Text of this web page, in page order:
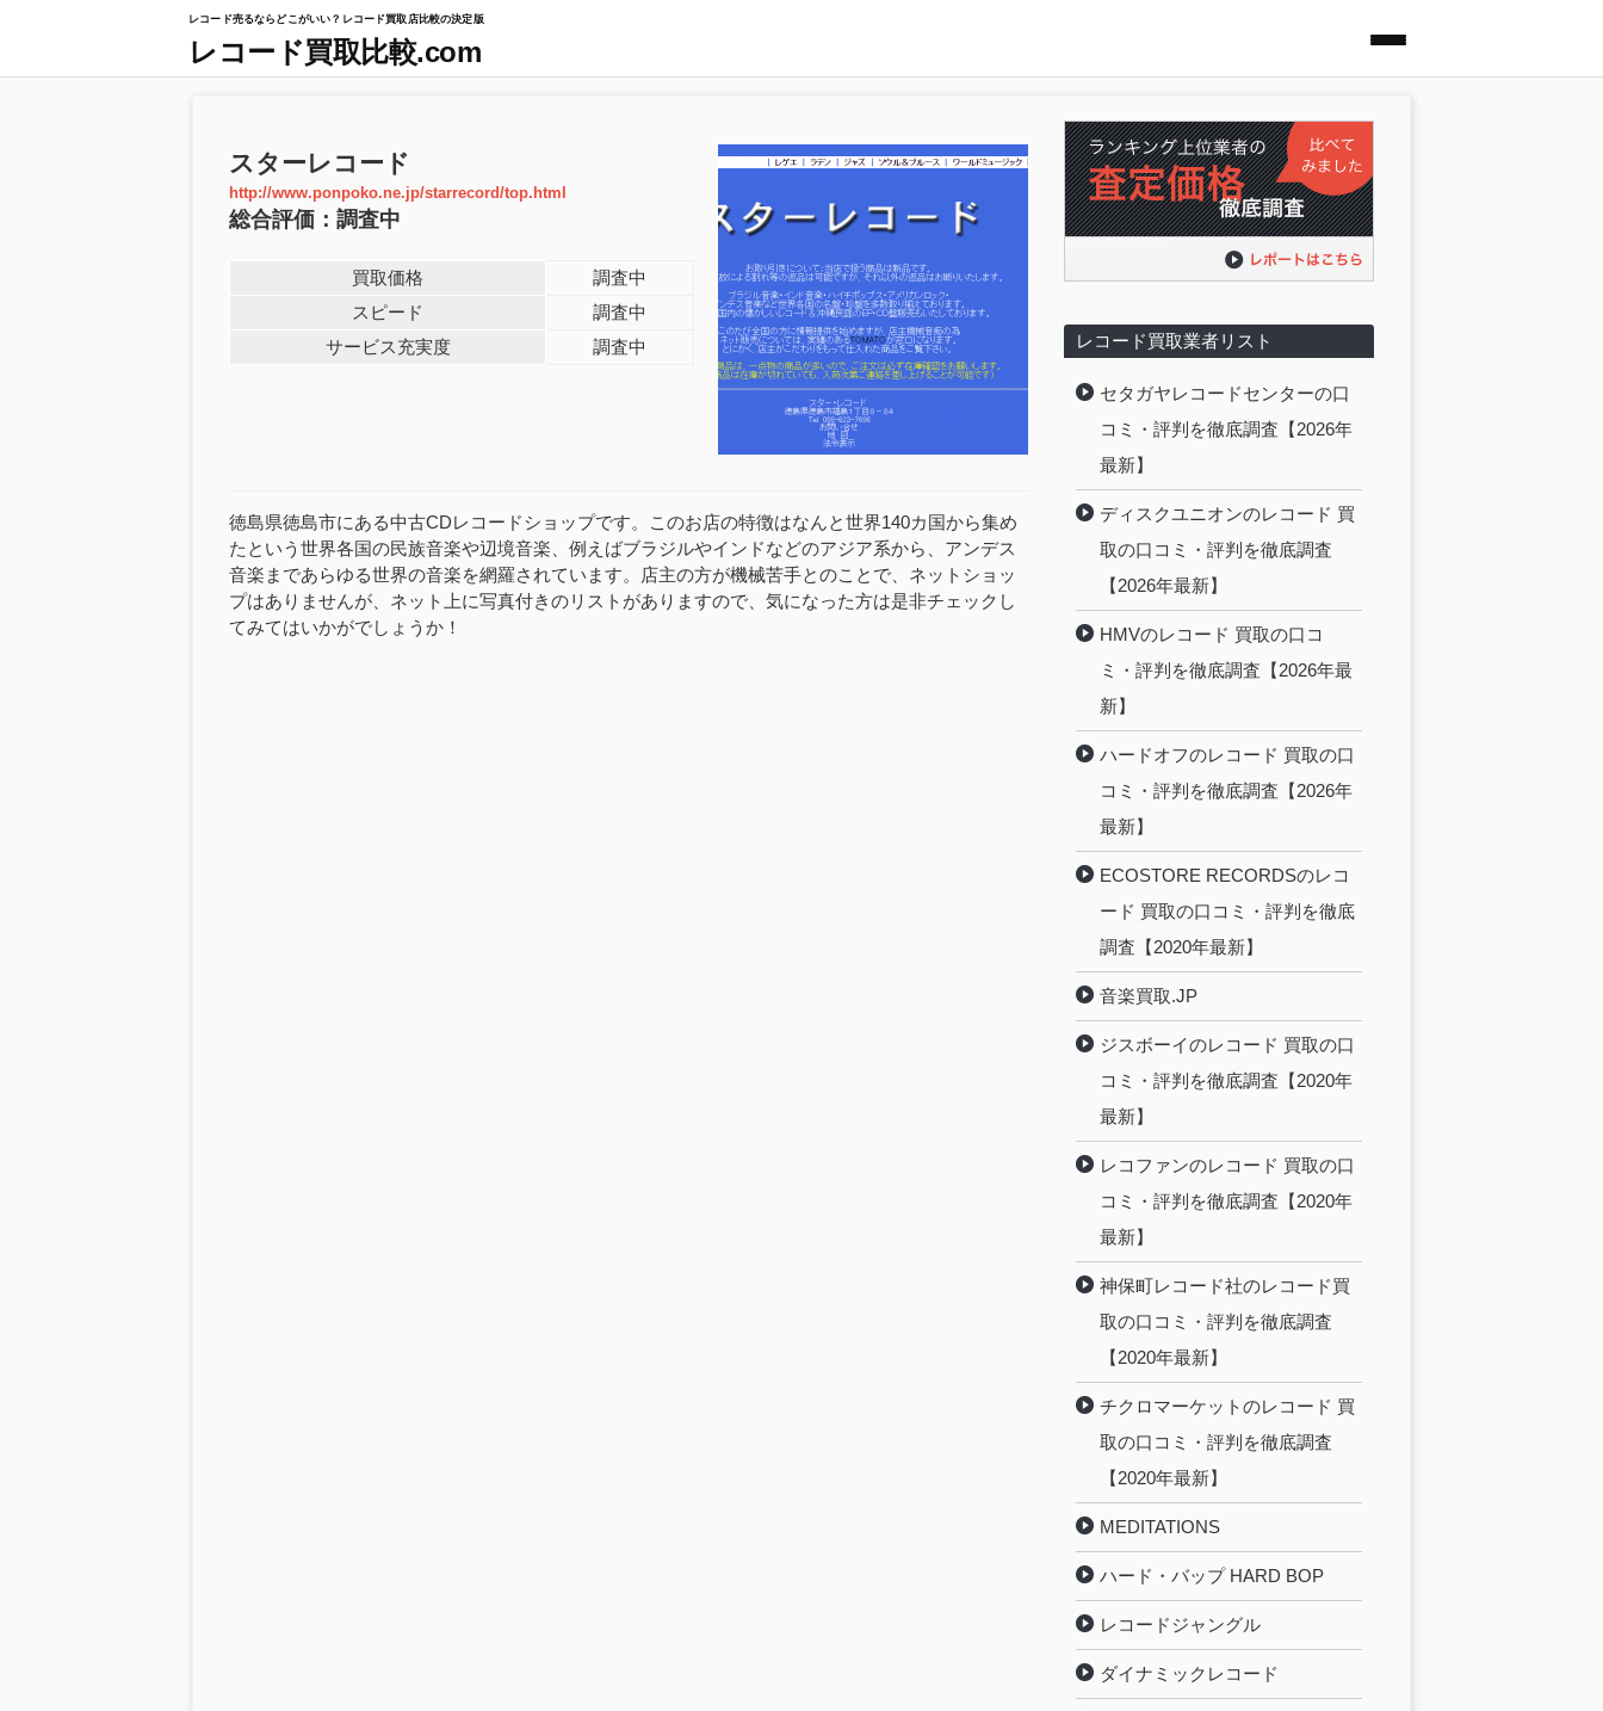
レコード売るならどこがいい？レコード買取店比較の決定版
レコード買取比較.com
スターレコード
http://www.ponpoko.ne.jp/starrecord/top.html
総合評価：調査中
買取価格
調査中
スピード
調査中
サービス充実度
調査中
徳島県徳島市にある中古CDレコードショップです。このお店の特徴はなんと世界140カ国から集め
たという世界各国の民族音楽や辺境音楽、例えばブラジルやインドなどのアジア系から、アンデス
音楽まであらゆる世界の音楽を網羅されています。店主の方が機械苦手とのことで、ネットショッ
プはありませんが、ネット上に写真付きのリストがありますので、気になった方は是非チェックし
てみてはいかがでしょうか！
レコード買取業者リスト
セタガヤレコードセンターの口
コミ・評判を徹底調査【2026年
最新】
ディスクユニオンのレコード 買
取の口コミ・評判を徹底調査
【2026年最新】
HMVのレコード 買取の口コ
ミ・評判を徹底調査【2026年最
新】
ハードオフのレコード 買取の口
コミ・評判を徹底調査【2026年
最新】
ECOSTORE RECORDSのレコ
ード 買取の口コミ・評判を徹底
調査【2020年最新】
音楽買取.JP
ジスボーイのレコード 買取の口
コミ・評判を徹底調査【2020年
最新】
レコファンのレコード 買取の口
コミ・評判を徹底調査【2020年
最新】
神保町レコード社のレコード買
取の口コミ・評判を徹底調査
【2020年最新】
チクロマーケットのレコード 買
取の口コミ・評判を徹底調査
【2020年最新】
MEDITATIONS
ハード・バップ HARD BOP
レコードジャングル
ダイナミックレコード